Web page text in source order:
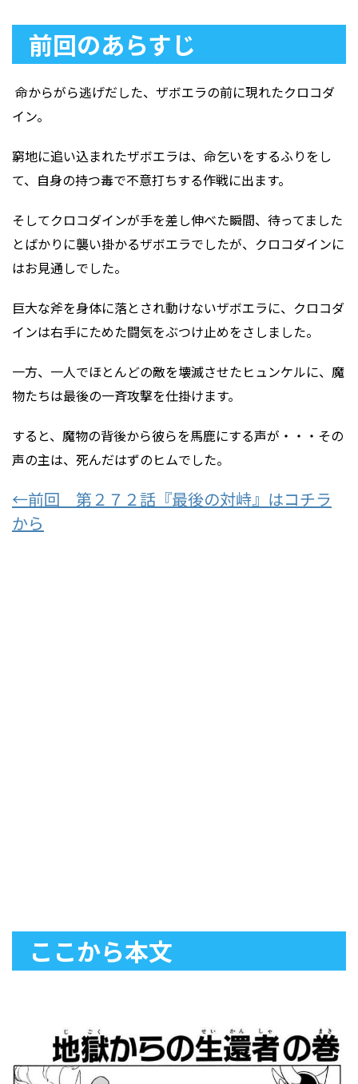
前回のあらすじ
命からがら逃げだした、ザボエラの前に現れたクロコダ
イン。
窮地に追い込まれたザボエラは、命乞いをするふりをし
て、自身の持つ毒で不意打ちする作戦に出ます。
そしてクロコダインが手を差し伸べた瞬間、待ってました
とばかりに襲い掛かるザボエラでしたが、クロコダインに
はお見通しでした。
巨大な斧を身体に落とされ動けないザボエラに、クロコダ
インは右手にためた闘気をぶつけ止めをさしました。
一方、一人でほとんどの敵を壊滅させたヒュンケルに、魔
物たちは最後の一斉攻撃を仕掛けます。
すると、魔物の背後から彼らを馬鹿にする声が・・・その
声の主は、死んだはずのヒムでした。
←前回 第２７２話『最後の対峙』はコチラ
から
ここから本文